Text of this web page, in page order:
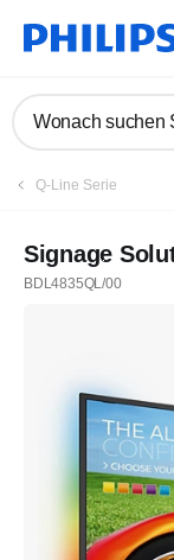
Wonach suchen
Q-Line Serie
Signage
BDL4835QL/00